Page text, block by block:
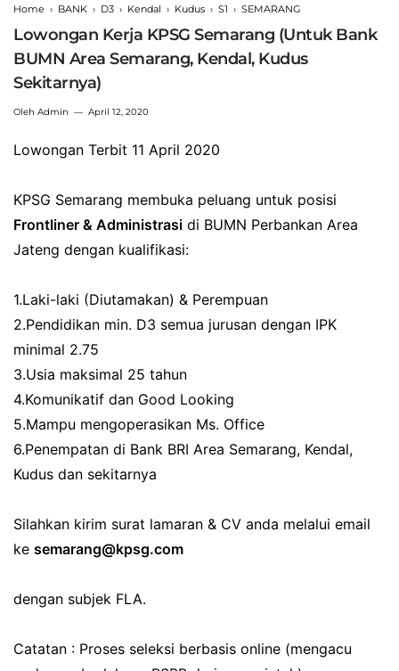
Home › BANK › D3 › Kendal › Kudus › S1 › SEMARANG
Lowongan Kerja KPSG Semarang (Untuk Bank
BUMN Area Semarang, Kendal, Kudus
Sekitarnya)
Oleh Admin April 12, 2020
Lowongan Terbit 11 April 2020
KPSG Semarang membuka peluang untuk posisi
Frontliner & Administrasi di BUMN Perbankan Area
Jateng dengan kualifikasi:
1.Laki-laki (Diutamakan) & Perempuan
2.Pendidikan min. D3 semua jurusan dengan IPK
minimal 2.75
3.Usia maksimal 25 tahun
4.Komunikatif dan Good Looking
5.Mampu mengoperasikan Ms. Office
6.Penempatan di Bank BRI Area Semarang, Kendal,
Kudus dan sekitarnya
Silahkan kirim surat lamaran & CV anda melalui email
ke semarang@kpsg.com
dengan subjek FLA.
Catatan : Proses seleksi berbasis online (mengacu